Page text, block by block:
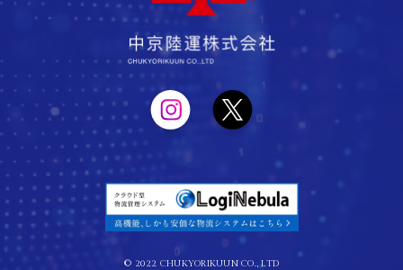
©︎ 2022 CHUKYORIKUUN CO., LTD